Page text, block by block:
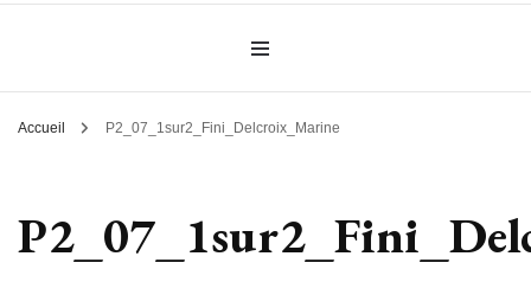
Accueil P2_07_1sur2_Fini_Delcroix_Marine